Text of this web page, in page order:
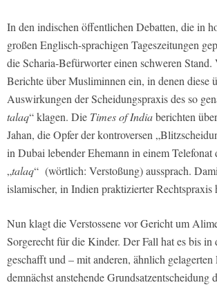
In den indischen öffentlichen Debatten, die in
großen Englisch-sprachigen Tageszeitungen
die Scharia-Befürworter einen schweren Stand.
Berichte über Musliminnen ein, in denen diese
Auswirkungen der Scheidungspraxis des so
talaq“ klagen. Die Times of Indiaberichten
Jahan, die Opfer der kontroversen
in Dubai lebender Ehemann in einem
„talaq“ (wörtlich: Verstoßung) aussprach.
islamischer, in Indien praktizierter
Nun klagt die Verstossene vor Gericht um
Sorgerecht für die Kinder. Der Fall hat es bis in
geschafft und – mit anderen, ähnlich
demnächst anstehende Grundsatzentscheidung